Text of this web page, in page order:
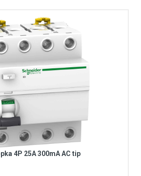
4P 25A 300mA AC tip